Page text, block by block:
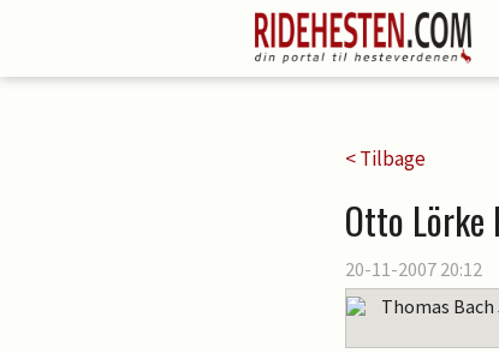
< Tilbage
Otto
20-11-2007 20:12
Thomas Bach